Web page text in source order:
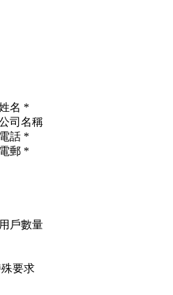
名 *
司名稱
電話 *
電郵 *
用戶數量
要求